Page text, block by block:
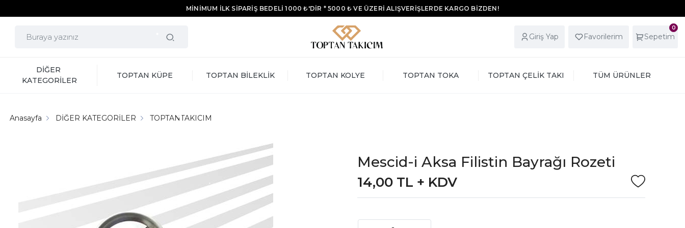
MİNİMUM İLK SİPARİŞ BEDELİ 1000 ₺'DİR * 5000 ₺ VE ÜZERİ ALIŞVERİŞLERDE KARGO BİZDEN!
Giriş Yap Favorilerim
0
Sepetim
DİĞER
KATEGORİLER
TOPTAN KÜPE TOPTAN BİLEKLİK TOPTAN KOLYE TOPTAN TOKA TOPTAN ÇELİK TAKI TÜM ÜRÜNLER
Anasayfa DİĞER KATEGORİLER TOPTANTAKICIM
Mescid-i Aksa Filistin Bayrağı Rozeti
14,00 TL + KDV